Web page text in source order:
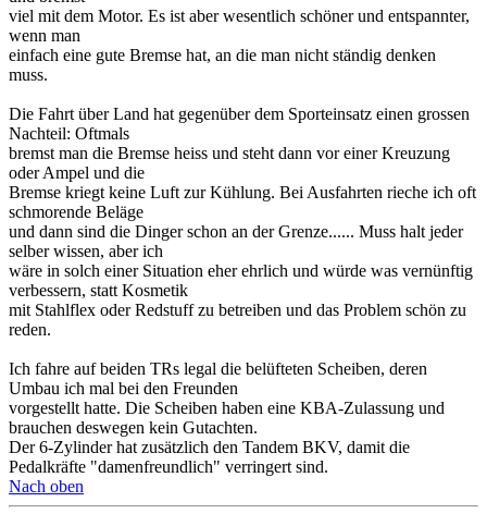
viel mit dem Motor. Es ist aber wesentlich schöner und entspannter,
wenn man
einfach eine gute Bremse hat, an die man nicht ständig denken
muss.
Die Fahrt über Land hat gegenüber dem Sporteinsatz einen grossen
Nachteil: Oftmals
bremst man die Bremse heiss und steht dann vor einer Kreuzung
oder Ampel und die
Bremse kriegt keine Luft zur Kühlung. Bei Ausfahrten rieche ich oft
schmorende Beläge
und dann sind die Dinger schon an der Grenze...... Muss halt jeder
selber wissen, aber ich
wäre in solch einer Situation eher ehrlich und würde was vernünftig
verbessern, statt Kosmetik
mit Stahlflex oder Redstuff zu betreiben und das Problem schön zu
reden.
Ich fahre auf beiden TRs legal die belüfteten Scheiben, deren
Umbau ich mal bei den Freunden
vorgestellt hatte. Die Scheiben haben eine KBA-Zulassung und
brauchen deswegen kein Gutachten.
Der 6-Zylinder hat zusätzlich den Tandem BKV, damit die
Pedalkräfte "damenfreundlich" verringert sind.
Nach oben